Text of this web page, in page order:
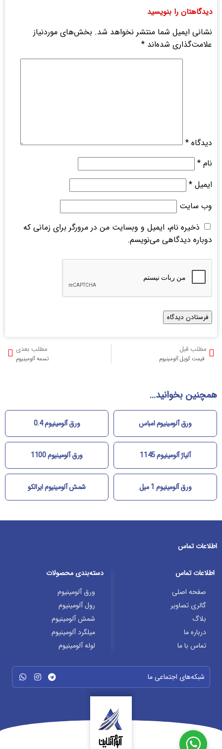
دیدگاهتان را بنویسید
نشانی ایمیل شما منتشر نخواهد شد. بخش‌های موردنیاز
علامت‌گذاری شده‌اند *
دیدگاه *
نام *
ایمیل *
وب‌ سایت
ذخیره نام، ایمیل و وبسایت من در مرورگر برای زمانی که
دوباره دیدگاهی می‌نویسم.
مطلب قبل
قیمت کویل آلومینیوم
مطلب بعدی
تسمه آلومینیوم
همچنین بخوانید...
ورق آلومینیوم امباس ورق آلومینیوم 0.4
آلیاژ آلومینیوم 1145 ورق آلومینیوم 1100
ورق آلومینیوم 1 میل شمش آلومینیوم ایرالکو
اطلاعات تماس
اطلاعات تماس
صفحه اصلی
گالری تصاویر
بلاگ
درباره ما
تماس با ما
دسته‌بندی محصولات
ورق آلومینیوم
رول آلومینیوم
شمش آلومینیوم
میلگرد آلومینیوم
لوله آلومینیوم
شبکه‌های اجتماعی ما